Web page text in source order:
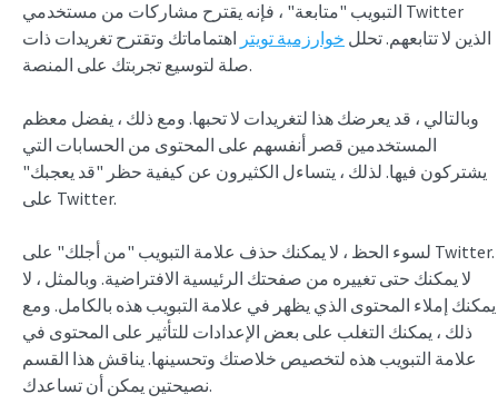
التبويب "متابعة" ، فإنه يقترح مشاركات من مستخدمي Twitter
الذين لا تتابعهم. تحلل خوارزمية تويتر اهتماماتك وتقترح تغريدات ذات
صلة لتوسيع تجربتك على المنصة.
وبالتالي ، قد يعرضك هذا لتغريدات لا تحبها. ومع ذلك ، يفضل معظم
المستخدمين قصر أنفسهم على المحتوى من الحسابات التي
يشتركون فيها. لذلك ، يتساءل الكثيرون عن كيفية حظر "قد يعجبك"
على Twitter.
لسوء الحظ ، لا يمكنك حذف علامة التبويب "من أجلك" على Twitter.
لا يمكنك حتى تغييره من صفحتك الرئيسية الافتراضية. وبالمثل ، لا
يمكنك إملاء المحتوى الذي يظهر في علامة التبويب هذه بالكامل. ومع
ذلك ، يمكنك التغلب على بعض الإعدادات للتأثير على المحتوى في
علامة التبويب هذه لتخصيص خلاصتك وتحسينها. يناقش هذا القسم
نصيحتين يمكن أن تساعدك.